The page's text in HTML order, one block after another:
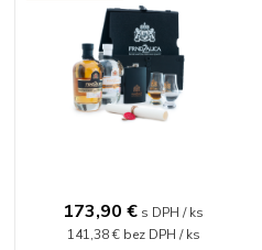
173,90 € s DPH / ks
141,38 € bez DPH / ks